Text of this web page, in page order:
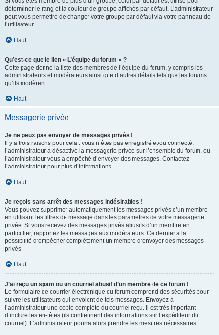
déterminer le rang et la couleur de groupe affichés par défaut. L’administrateur
peut vous permettre de changer votre groupe par défaut via votre panneau de
l’utilisateur.
Haut
Qu’est-ce que le lien « L’équipe du forum » ?
Cette page donne la liste des membres de l’équipe du forum, y compris les
administrateurs et modérateurs ainsi que d’autres détails tels que les forums
qu’ils modèrent.
Haut
Messagerie privée
Je ne peux pas envoyer de messages privés !
Il y a trois raisons pour cela : vous n’êtes pas enregistré et/ou connecté,
l’administrateur a désactivé la messagerie privée sur l’ensemble du forum, ou
l’administrateur vous a empêché d’envoyer des messages. Contactez
l’administrateur pour plus d’informations.
Haut
Je reçois sans arrêt des messages indésirables !
Vous pouvez supprimer automatiquement les messages privés d’un membre
en utilisant les filtres de message dans les paramètres de votre messagerie
privée. Si vous recevez des messages privés abusifs d’un membre en
particulier, rapportez les messages aux modérateurs. Ce dernier a la
possibilité d’empêcher complètement un membre d’envoyer des messages
privés.
Haut
J’ai reçu un spam ou un courriel abusif d’un membre de ce forum !
Le formulaire de courrier électronique du forum comprend des sécurités pour
suivre les utilisateurs qui envoient de tels messages. Envoyez à
l’administrateur une copie complète du courriel reçu. Il est très important
d’inclure les en-têtes (ils contiennent des informations sur l’expéditeur du
courriel). L’administrateur pourra alors prendre les mesures nécessaires.